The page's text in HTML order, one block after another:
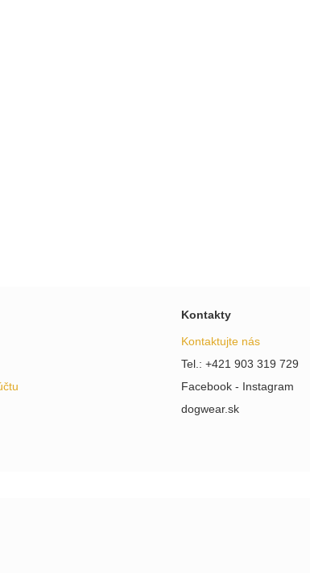
Kontakty
Kontaktujte nás
Tel.: +421 903 319 729
Facebook - Instagram
dogwear.sk